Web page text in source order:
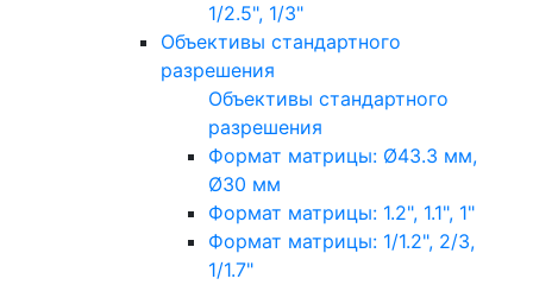
1/2.5", 1/3"
Объективы стандартного
разрешения
Объективы стандартного
разрешения
Формат матрицы: Ø43.3 мм,
Ø30 мм
Формат матрицы: 1.2", 1.1", 1"
Формат матрицы: 1/1.2", 2/3,
1/1.7"